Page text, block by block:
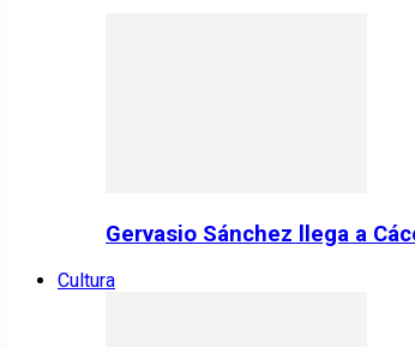
Gervasio Sánchez llega a
Cultura